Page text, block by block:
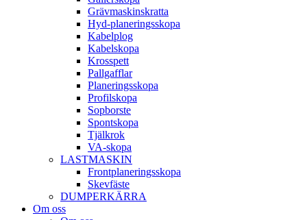
Gräv­maskins­kratta
Hyd­-planerings­skopa
Kabel­plog
Kabel­skopa
Kros­spett
Pallgafflar
Planerings­skopa
Profil­skopa
Sop­borste
Spont­skopa
Tjäl­krok
VA­-skopa
LAST­MASKIN
Front­planerings­skopa
Skev­fäste
DUMPER­KÄRRA
Om oss